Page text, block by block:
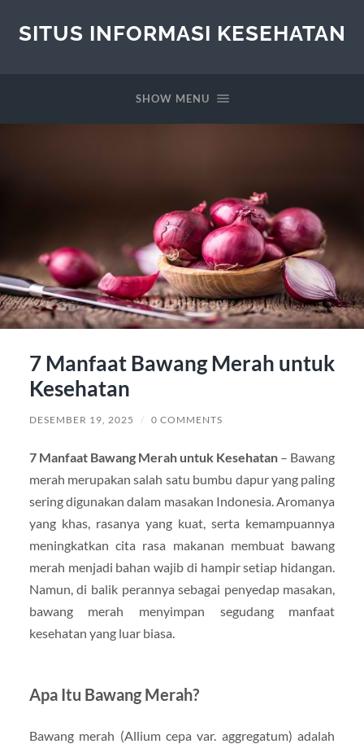
SITUS INFORMASI KESEHATAN
SHOW MENU
7 Manfaat Bawang Merah untuk
Kesehatan
DESEMBER 19, 2025 / 0 COMMENTS
7 Manfaat Bawang Merah untuk Kesehatan – Bawang
merah merupakan salah satu bumbu dapur yang paling
sering digunakan dalam masakan Indonesia. Aromanya
yang khas, rasanya yang kuat, serta kemampuannya
meningkatkan cita rasa makanan membuat bawang
merah menjadi bahan wajib di hampir setiap hidangan.
Namun, di balik perannya sebagai penyedap masakan,
bawang merah menyimpan segudang manfaat
kesehatan yang luar biasa.
Apa Itu Bawang Merah?
Bawang merah (Allium cepa var. aggregatum) adalah